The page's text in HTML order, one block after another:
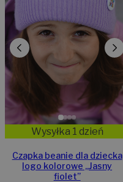
Wysyłka 1 dzień
Czapka beanie dla dziecka
logo kolorowe „Jasny
fiolet”